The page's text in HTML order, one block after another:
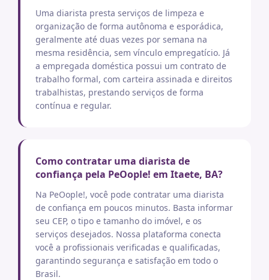
Uma diarista presta serviços de limpeza e
organização de forma autônoma e esporádica,
geralmente até duas vezes por semana na
mesma residência, sem vínculo empregatício. Já
a empregada doméstica possui um contrato de
trabalho formal, com carteira assinada e direitos
trabalhistas, prestando serviços de forma
contínua e regular.
Como contratar uma diarista de
confiança pela PeOople! em Itaete, BA?
Na PeOople!, você pode contratar uma diarista
de confiança em poucos minutos. Basta informar
seu CEP, o tipo e tamanho do imóvel, e os
serviços desejados. Nossa plataforma conecta
você a profissionais verificadas e qualificadas,
garantindo segurança e satisfação em todo o
Brasil.